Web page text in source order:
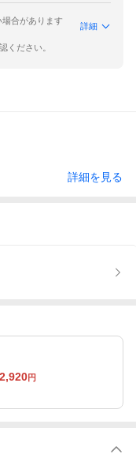
合があります
詳細
ください。
詳細を見る
2,920円